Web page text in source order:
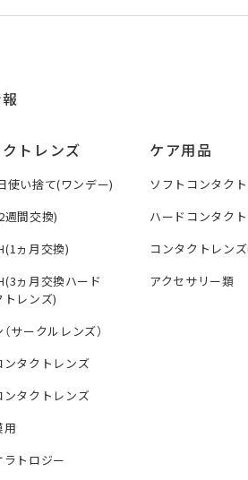
トレンズ
使い捨て(ワンデー)
週間交換)
ヵ月交換)
ヵ月交換ハード
トレンズ)
サークルレンズ）
ンタクトレンズ
ンタクトレンズ
用
ラトロジー
ケア用品
ソフトコンタク
ハードコンタク
コンタクトレン
アクセサリー類